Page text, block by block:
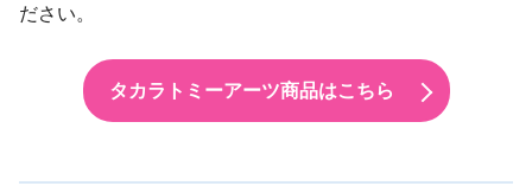
ださい。
タカラトミーアーツ商品はこちら